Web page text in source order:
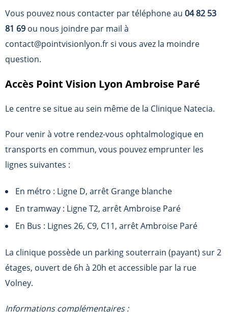
Vous pouvez nous contacter par téléphone au 04 82 53
81 69 ou nous joindre par mail à
contact@pointvisionlyon.fr si vous avez la moindre
question.
Accès Point Vision Lyon Ambroise Paré
Le centre se situe au sein même de la Clinique Natecia.
Pour venir à votre rendez-vous ophtalmologique en
transports en commun, vous pouvez emprunter les
lignes suivantes :
En métro : Ligne D, arrêt Grange blanche
En tramway : Ligne T2, arrêt Ambroise Paré
En Bus : Lignes 26, C9, C11, arrêt Ambroise Paré
La clinique possède un parking souterrain (payant) sur 2
étages, ouvert de 6h à 20h et accessible par la rue
Volney.
Informations complémentaires :